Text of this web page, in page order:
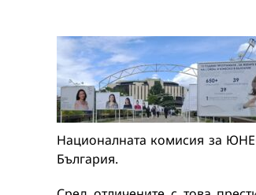
Националната комисия за
България.